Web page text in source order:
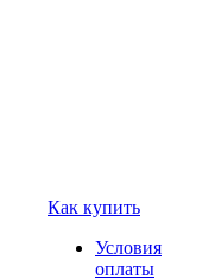
Как купить
Условия
оплаты